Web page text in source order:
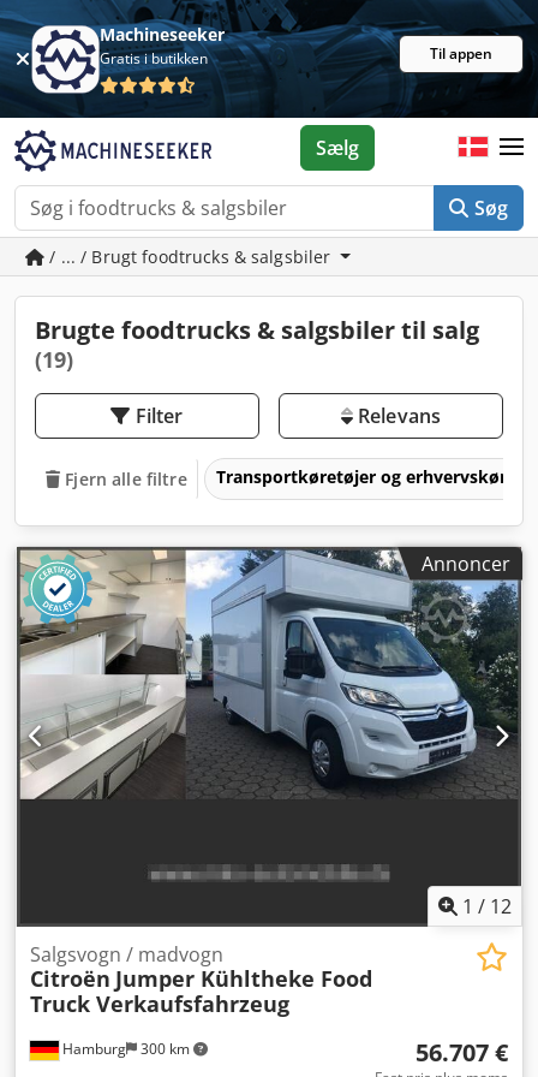
Machineseeker
Gratis i butikken Til appen
Søg
Sælg
/ ... / Brugt foodtrucks & salgsbiler
Brugte foodtrucks & salgsbiler til salg
(19)
Filter Relevans
Fjern alle filtre Transportkøretøjer og
Annoncer
1 / 12
Hamburg 300 km
Salgsvogn / madvogn
Citroën Jumper Kühltheke Food
Truck Verkaufsfahrzeug
56.707 €